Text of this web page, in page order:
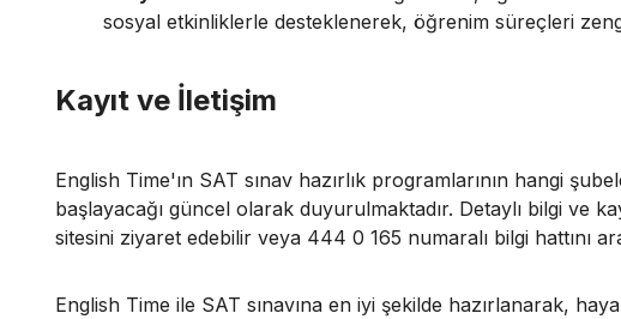
sosyal etkinliklerle desteklenerek, öğrenim süreçleri
Kayıt ve İletişim
English Time'ın SAT sınav hazırlık programlarının hangi
başlayacağı güncel olarak duyurulmaktadır. Detaylı bilgi ve
sitesini ziyaret edebilir veya 444 0 165 numaralı bilgi hattını
English Time ile SAT sınavına en iyi şekilde hazırlanarak,